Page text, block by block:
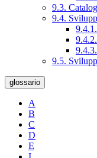
9.3.
9.4.
9.5.
glossario
A
B
C
D
E